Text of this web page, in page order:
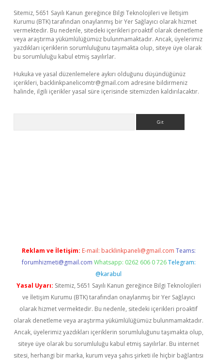
Sitemiz, 5651 Sayılı Kanun gereğince Bilgi Teknolojileri ve İletişim
Kurumu (BTK) tarafından onaylanmış bir Yer Sağlayıcı olarak hizmet
vermektedir. Bu nedenle, sitedeki içerikleri proaktif olarak denetleme
veya araştırma yükümlülüğümüz bulunmamaktadır. Ancak, üyelerimiz
yazdıkları içeriklerin sorumluluğunu taşımakta olup, siteye üye olarak
bu sorumluluğu kabul etmiş sayılırlar.
Hukuka ve yasal düzenlemelere aykırı olduğunu düşündüğünüz
içerikleri, backlinkpanelicomtr@gmail.com adresine bildirmeniz
halinde, ilgili içerikler yasal süre içerisinde sitemizden kaldırılacaktır.
Reklam ve İletişim: E-mail: backlinkpaneli@gmail.com Teams:
forumhizmeti@gmail.com Whatsapp: 0262 606 0 726 Telegram:
@karabul
Yasal Uyarı: Sitemiz, 5651 Sayılı Kanun gereğince Bilgi Teknolojileri
ve İletişim Kurumu (BTK) tarafından onaylanmış bir Yer Sağlayıcı
olarak hizmet vermektedir. Bu nedenle, sitedeki içerikleri proaktif
olarak denetleme veya araştırma yükümlülüğümüz bulunmamaktadır.
Ancak, üyelerimiz yazdıkları içeriklerin sorumluluğunu taşımakta olup,
siteye üye olarak bu sorumluluğu kabul etmiş sayılırlar. Bu internet
sitesi, herhangi bir marka, kurum veya şahıs şirketi ile hiçbir bağlantısı